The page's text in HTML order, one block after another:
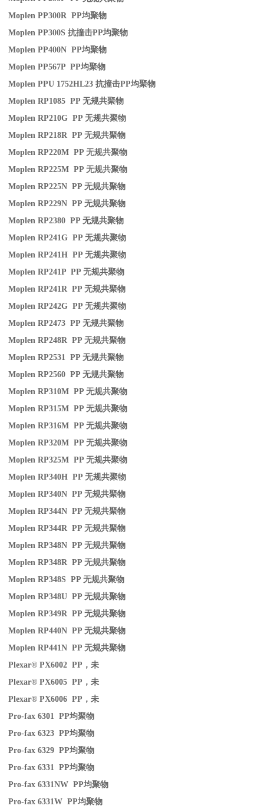
Moplen PP300R PP均聚物
Moplen PP300S抗撞击PP均聚物
Moplen PP400N PP均聚物
Moplen PP567P PP均聚物
Moplen PPU 1752HL23抗撞击PP均聚物
Moplen RP1085 PP无规共聚物
Moplen RP210G PP无规共聚物
Moplen RP218R PP无规共聚物
Moplen RP220M PP无规共聚物
Moplen RP225M PP无规共聚物
Moplen RP225N PP无规共聚物
Moplen RP229N PP无规共聚物
Moplen RP2380 PP无规共聚物
Moplen RP241G PP无规共聚物
Moplen RP241H PP无规共聚物
Moplen RP241P PP无规共聚物
Moplen RP241R PP无规共聚物
Moplen RP242G PP无规共聚物
Moplen RP2473 PP无规共聚物
Moplen RP248R PP无规共聚物
Moplen RP2531 PP无规共聚物
Moplen RP2560 PP无规共聚物
Moplen RP310M PP无规共聚物
Moplen RP315M PP无规共聚物
Moplen RP316M PP无规共聚物
Moplen RP320M PP无规共聚物
Moplen RP325M PP无规共聚物
Moplen RP340H PP无规共聚物
Moplen RP340N PP无规共聚物
Moplen RP344N PP无规共聚物
Moplen RP344R PP无规共聚物
Moplen RP348N PP无规共聚物
Moplen RP348R PP无规共聚物
Moplen RP348S PP无规共聚物
Moplen RP348U PP无规共聚物
Moplen RP349R PP无规共聚物
Moplen RP440N PP无规共聚物
Moplen RP441N PP无规共聚物
Plexar® PX6002 PP ，未
Plexar® PX6005 PP ，未
Plexar® PX6006 PP ，未
Pro-fax 6301 PP均聚物
Pro-fax 6323 PP均聚物
Pro-fax 6329 PP均聚物
Pro-fax 6331 PP均聚物
Pro-fax 6331NW PP均聚物
Pro-fax 6331W PP均聚物